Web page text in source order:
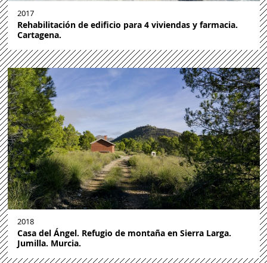
2017
Rehabilitación de edificio para 4 viviendas y farmacia.
Cartagena.
2018
Casa del Ángel. Refugio de montaña en Sierra Larga.
Jumilla. Murcia.